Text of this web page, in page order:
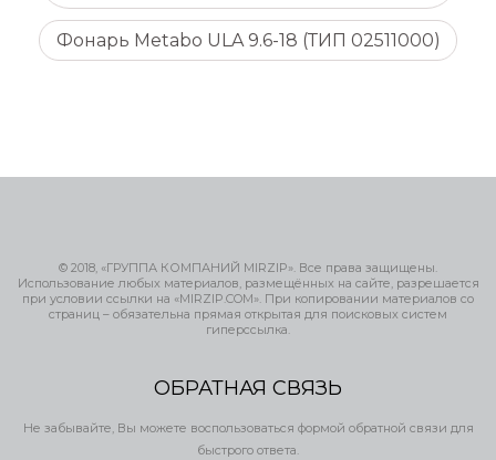
Фонарь Metabo ULA 9.6-18 (ТИП 02511000)
© 2018, «ГРУППА КОМПАНИЙ MIRZIP». Все права защищены.
Использование любых материалов, размещённых на сайте, разрешается
при условии ссылки на «MIRZIP.COM». При копировании материалов со
страниц – обязательна прямая открытая для поисковых систем
гиперссылка.
ОБРАТНАЯ СВЯЗЬ
Не забывайте, Вы можете воспользоваться формой обратной связи для
быстрого ответа.